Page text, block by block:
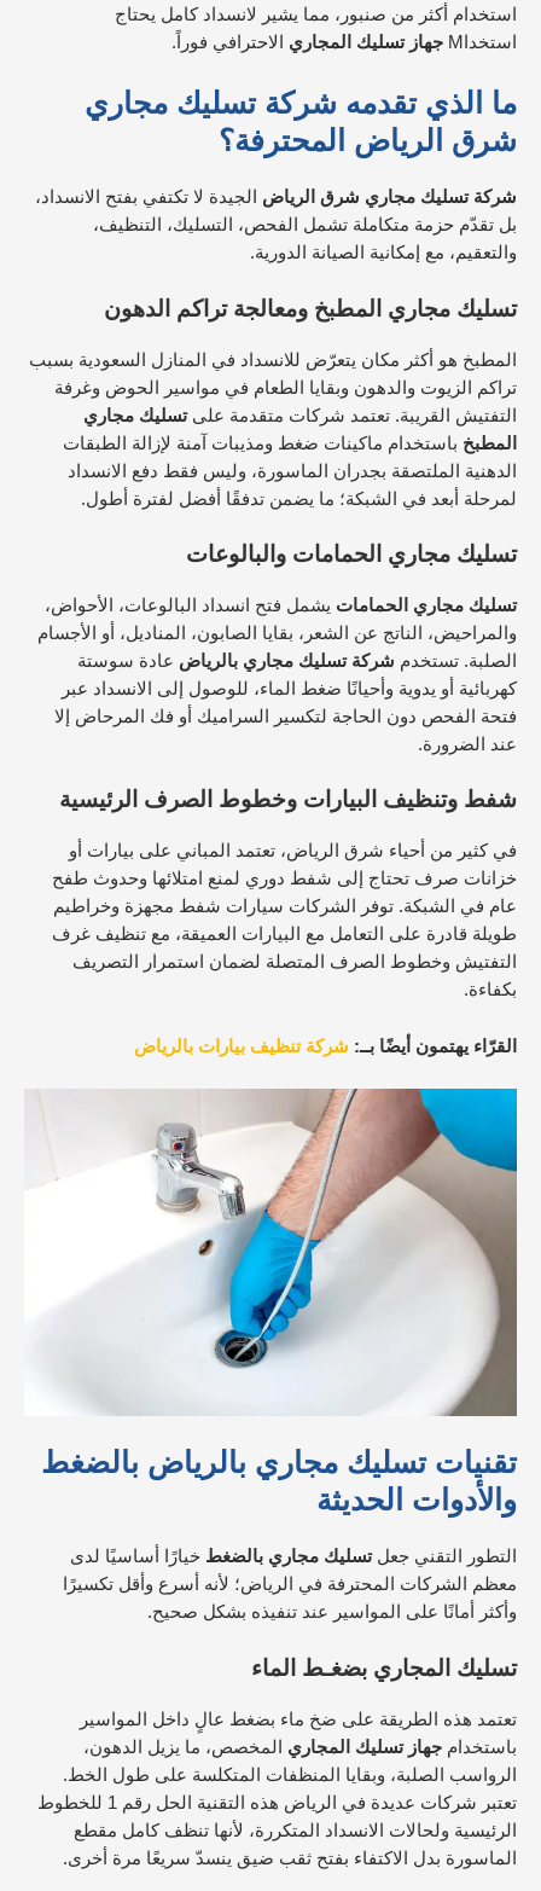
استخدام أكثر من صنبور، مما يشير لانسداد كامل يحتاج
استخداM
جهاز تسليك المجاري الاحترافي فوراً.​
ما الذي تقدمه شركة تسليك مجاري
شرق الرياض المحترفة؟
شركة تسليك مجاري شرق الرياض الجيدة لا تكتفي بفتح الانسداد،
بل تقدّم حزمة متكاملة تشمل الفحص، التسليك، التنظيف،
والتعقيم، مع إمكانية الصيانة الدورية.​
تسليك مجاري المطبخ ومعالجة تراكم الدهون
المطبخ هو أكثر مكان يتعرّض للانسداد في المنازل السعودية بسبب
تراكم الزيوت والدهون وبقايا الطعام في مواسير الحوض وغرفة
التفتيش القريبة.​ تعتمد شركات متقدمة علىتسليك مجاري
المطبخ باستخدام ماكينات ضغط ومذيبات آمنة لإزالة الطبقات
الدهنية الملتصقة بجدران الماسورة، وليس فقط دفع الانسداد
لمرحلة أبعد في الشبكة؛ ما يضمن تدفقًا أفضل لفترة أطول.​
تسليك مجاري الحمامات والبالوعات
تسليك مجاري الحمامات يشمل فتح انسداد البالوعات، الأحواض،
والمراحيض، الناتج عن الشعر، بقايا الصابون، المناديل، أو الأجسام
الصلبة.​ تستخدم شركة تسليك مجاري بالرياض عادة سوستة
كهربائية أو يدوية وأحيانًا ضغط الماء، للوصول إلى الانسداد عبر
فتحة الفحص دون الحاجة لتكسير السراميك أو فك المرحاض إلا
عند الضرورة.​
شفط وتنظيف البيارات وخطوط الصرف الرئيسية
في كثير من أحياء شرق الرياض، تعتمد المباني على بيارات أو
خزانات صرف تحتاج إلى شفط دوري لمنع امتلائها وحدوث طفح
عام في الشبكة.​ توفر الشركات سيارات شفط مجهزة وخراطيم
طويلة قادرة على التعامل مع البيارات العميقة، مع تنظيف غرف
التفتيش وخطوط الصرف المتصلة لضمان استمرار التصريف
بكفاءة.​
القرّاء يهتمون أيضًا بــ: شركة تنظيف بيارات بالرياض
تقنيات تسليك مجاري بالرياض بالضغط
والأدوات الحديثة
التطور التقني جعلتسليك مجاري بالضغط خيارًا أساسيًا لدى
معظم الشركات المحترفة في الرياض؛ لأنه أسرع وأقل تكسيرًا
وأكثر أمانًا على المواسير عند تنفيذه بشكل صحيح.​
تسليك المجاري بضغـط الماء
تعتمد هذه الطريقة على ضخ ماء بضغط عالٍ داخل المواسير
باستخدام جهاز تسليك المجاري المخصص، ما يزيل الدهون،
الرواسب الصلبة، وبقايا المنظفات المتكلسة على طول الخط.​
تعتبر شركات عديدة في الرياض هذه التقنية الحل رقم 1 للخطوط
الرئيسية ولحالات الانسداد المتكررة، لأنها تنظف كامل مقطع
الماسورة بدل الاكتفاء بفتح ثقب ضيق ينسدّ سريعًا مرة أخرى.​